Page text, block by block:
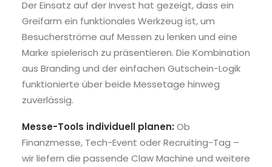
Der Einsatz auf der Invest hat gezeigt, dass ein
Greifarm ein funktionales Werkzeug ist, um
Besucherströme auf Messen zu lenken und eine
Marke spielerisch zu präsentieren. Die Kombination
aus Branding und der einfachen Gutschein-Logik
funktionierte über beide Messetage hinweg
zuverlässig.
Messe-Tools individuell planen: Ob
Finanzmesse, Tech-Event oder Recruiting-Tag –
wir liefern die passende Claw Machine und weitere